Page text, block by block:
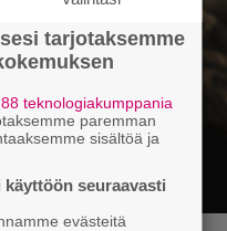
tarjotaksemme
88 teknologiakumppania
paremman
sisältöä ja
seuraavasti
evästeitä